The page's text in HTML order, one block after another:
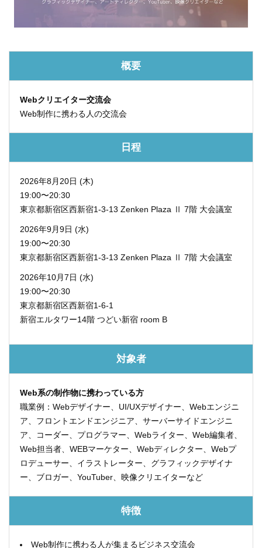
概要
Webクリエイター交流会
Web制作に携わる人の交流会
日程
2026年8月20日 (木)
19:00〜20:30
東京都新宿区西新宿1-3-13 Zenken Plaza Ⅱ 7階 大会議室
2026年9月9日 (水)
19:00〜20:30
東京都新宿区西新宿1-3-13 Zenken Plaza Ⅱ 7階 大会議室
2026年10月7日 (水)
19:00〜20:30
東京都新宿区西新宿1-6-1
新宿エルタワー14階 つどい新宿 room B
対象者
Web系の制作物に携わっている方
職業例：Webデザイナー、UI/UXデザイナー、Webエンジニ
ア、フロントエンドエンジニア、サーバーサイドエンジニ
ア、コーダー、プログラマー、Webライター、Web編集者、
Web担当者、WEBマーケター、Webディレクター、Webプ
ロデューサー、イラストレーター、グラフィックデザイナ
ー、ブロガー、YouTuber、映像クリエイターなど
特徴
Web制作に携わる人が集まるビジネス交流会